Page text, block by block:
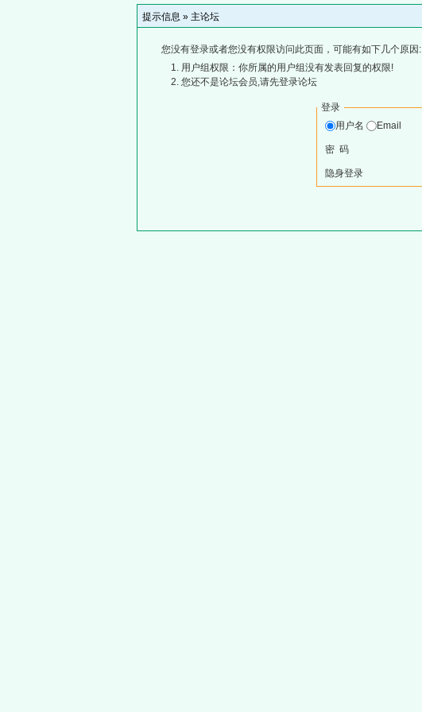
提示信息 » 主论坛
您没有登录或者您没有权限访问此页面，可能有如下几个原因:
用户组权限：你所属的用户组没有发表回复的权限!
您还不是论坛会员,请先登录论坛
登录
用户名
Email
密 码
隐身登录